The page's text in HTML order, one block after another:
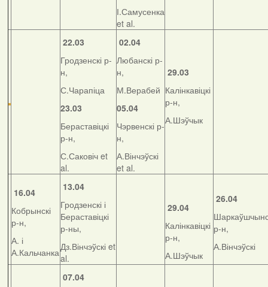
І.Самусенка
et al.
22.03
Гродзенскі р-
н,
С.Чарапіца
23.03
Бераставіцкі
р-н,
С.Саковіч et
al.
02.04
Любанскі р-
н,
М.Верабей
05.04
Чэрвенскі р-
н,
А.Вінчэўскі
et al.
29.03
Калінкавіцкі
р-н,
А.Шэўчык
16.04
Кобрынскі
р-н,
А. і
А.Кальчанка
13.04
Гродзенскі і
Бераставіцкі
р-ны,
Дз.Вінчэўскі et
al.
29.04
Калінкавіцкі
р-н,
А.Шэўчык
26.04
р-н,
А.Вінчэўскі
07.04